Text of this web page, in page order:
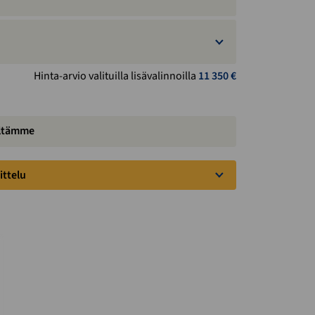
Hinta-arvio valituilla lisävalinnoilla 11 350€